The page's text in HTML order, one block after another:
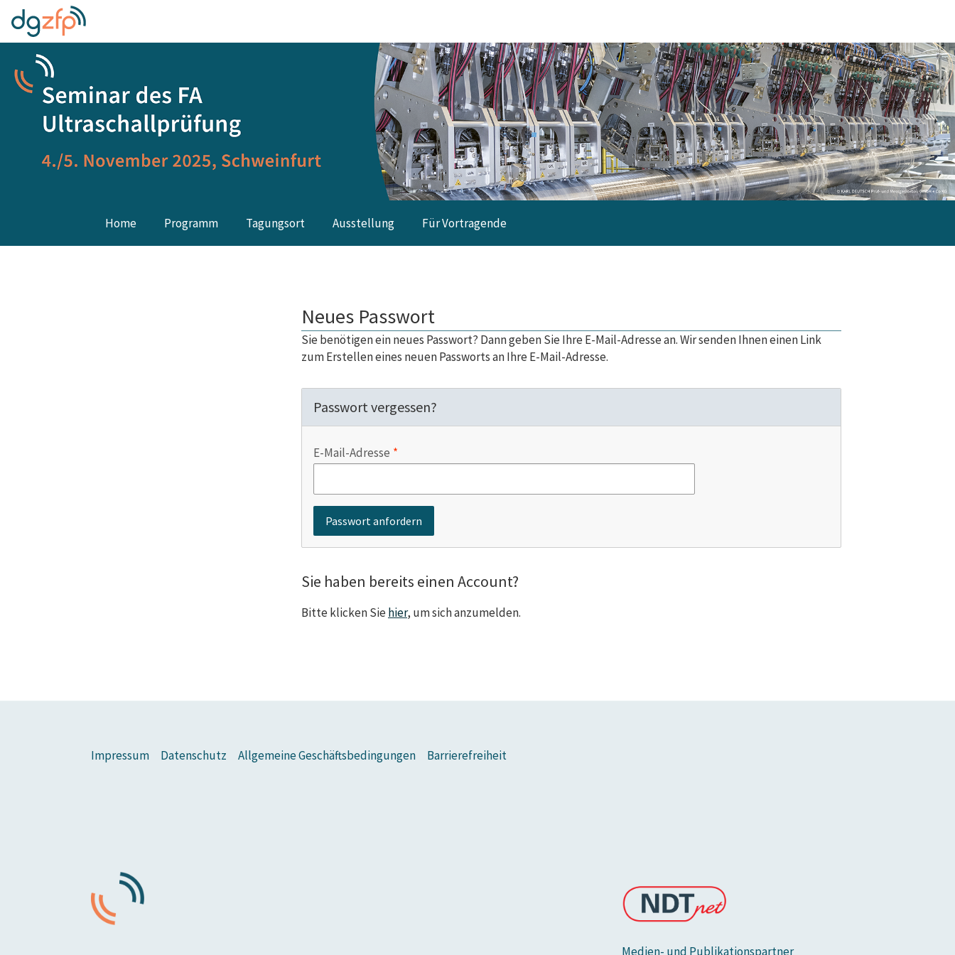
Home Programm Tagungsort Ausstellung Für Vortragende
Neues Passwort
Sie benötigen ein neues Passwort? Dann geben Sie Ihre E-Mail-Adresse an. Wir senden Ihnen einen Link
zum Erstellen eines neuen Passworts an Ihre E-Mail-Adresse.
Passwort vergessen?
E-Mail-Adresse
Sie haben bereits einen Account?
Bitte klicken Siehier, um sich anzumelden.
Impressum Datenschutz Allgemeine Geschäftsbedingungen Barrierefreiheit
Medien- und Publikationspartner